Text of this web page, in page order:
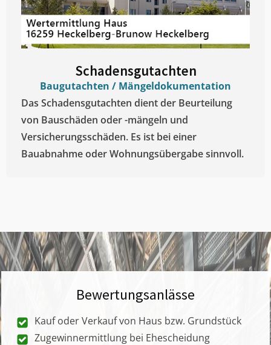
Schadensgutachten
Baugutachten / Mängeldokumentation
Das Schadensgutachten dient der Beurteilung
von Bauschäden oder -mängeln und
Versicherungsschäden. Es ist bei einer
Bauabnahme oder Wohnungsübergabe sinnvoll.
Bewertungsanlässe
Kauf oder Verkauf von Haus bzw. Grundstück
Zugewinnermittlung bei Ehescheidung